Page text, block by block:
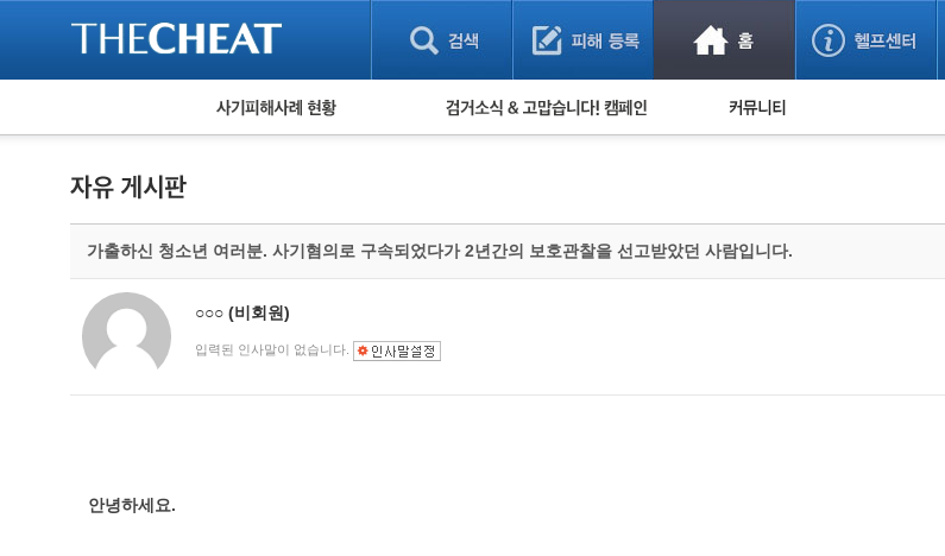
피해사례 현황
보이스피싱 피해사례
유해사이트 목록
비공개 피해사례
워킹홀리데이 피해사례
검거 소식 사기 예방했어요!
가출하신 청소년 여러분. 사기혐의로 구속되었다가 2년간의 보호관찰을 선고받았던 사람입니다.
○○○ (비회원)
입력된 인사말이 없습니다.
안녕하세요.